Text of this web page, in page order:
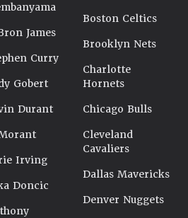
James
Curry
Gobert
Durant
Irving
Doncic
Boston Celtics
Brooklyn Nets
Charlotte
Hornets
Chicago Bulls
Cleveland
Cavaliers
Dallas Mavericks
Denver Nuggets